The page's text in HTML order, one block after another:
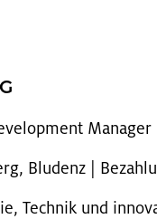
Blu­denz |
Tech­nik und